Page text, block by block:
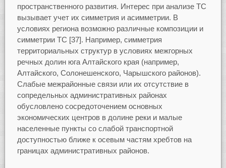
пространственного развития. Интерес при анализе ТС
вызывает учет их симметрия и асимметрии. В
условиях региона возможно различные композиции и
симметрии ТС [37]. Например, симметрия
территориальных структур в условиях межгорных
речных долин юга Алтайского края (например,
Алтайского, Солонешенского, Чарышского районов).
Слабые межрайонные связи или их отсутствие в
сопредельных административных районах
обусловлено сосредоточением основных
экономических центров в долине реки и малые
населенные пункты со слабой транспортной
доступностью ближе к осевым частям хребтов на
границах административных районов.